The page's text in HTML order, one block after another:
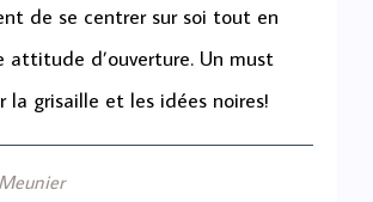
de se centrer sur soi tout en
attitude d’ouverture. Un must
la grisaille et les idées noires!